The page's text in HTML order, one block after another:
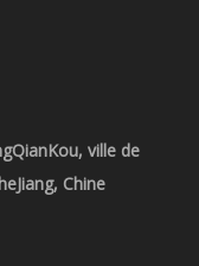
ville de
Chine